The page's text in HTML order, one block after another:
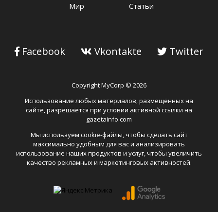
Copyright MyCorp © 2026
Использование любых материалов, размещённых на
сайте, разрешается при условии активной ссылки на
gazetainfo.com
Мы используем cookie-файлы, чтобы сделать сайт
максимально удобным для вас и анализировать
использование наших продуктов и услуг, чтобы увеличить
качество рекламных и маркетинговых активностей.
Мир
Статьи
Facebook Vkontakte Twitter